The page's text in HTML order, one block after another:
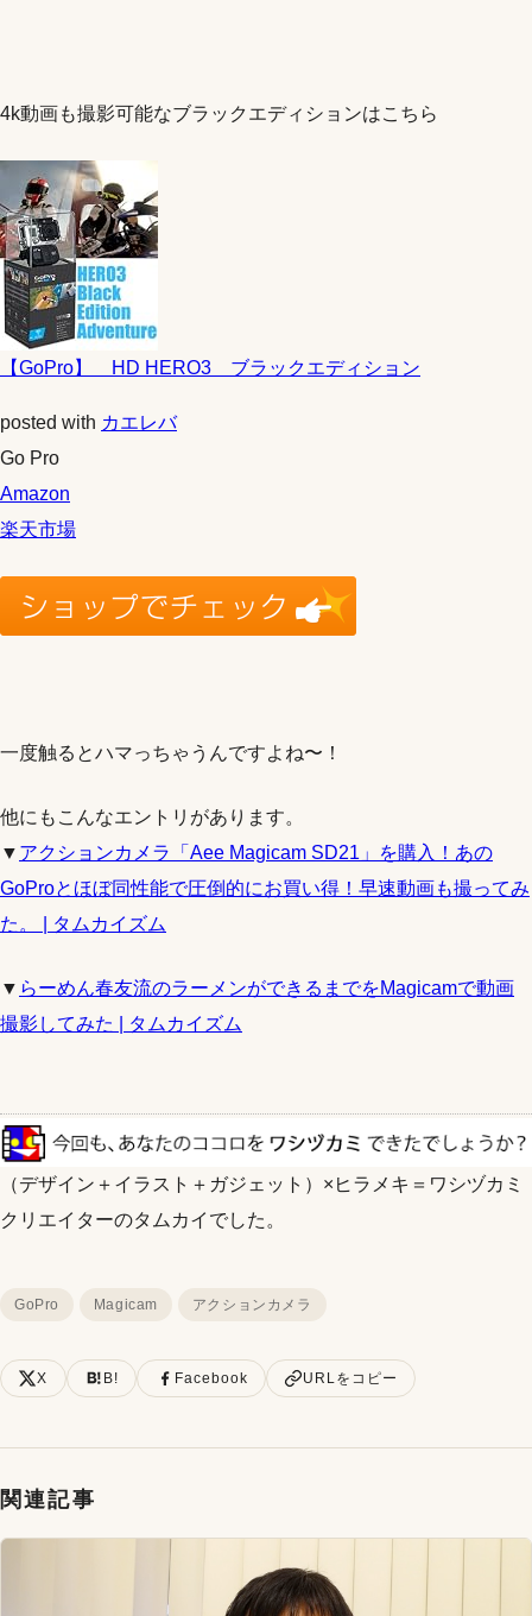
4k動画も撮影可能なブラックエディションはこちら
【GoPro】 HD HERO3 ブラックエディション
posted with カエレバ
Go Pro
Amazon
楽天市場
一度触るとハマっちゃうんですよね〜！
他にもこんなエントリがあります。
▼ アクションカメラ「Aee Magicam SD21」を購入！あの
GoProとほぼ同性能で圧倒的にお買い得！早速動画も撮ってみ
た。 | タムカイズム
▼ らーめん春友流のラーメンができるまでをMagicamで動画
撮影してみた | タムカイズム
（デザイン＋イラスト＋ガジェット）×ヒラメキ＝ワシヅカミ
クリエイターのタムカイでした。
GoPro Magicam アクションカメラ
X B! Facebook URLをコピー
関連記事